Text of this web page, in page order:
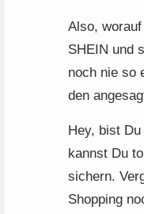
Also,
SHEIN und
noch nie so
den
Hey, bist
kannst Du
sichern.
Shopping